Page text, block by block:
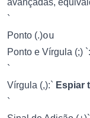
avançadas,
`
Ponto (.)ou
Ponto e Vírgula (;) `:
`
Vírgula (,):` Espiar
`